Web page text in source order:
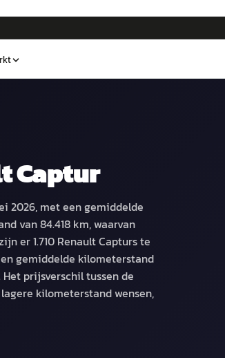
Captur
2026, met een gemiddelde
van 84.418 km, waarvan
er 1.710 Renault Capturs te
gemiddelde kilometerstand
prijsverschil tussen de
kilometerstand wensen,